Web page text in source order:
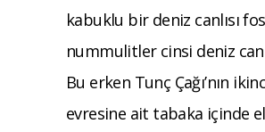
kabuklu bir deniz canlısı
nummulitler cinsi deniz
Bu erken Tunç Çağı’nın
evresine ait tabaka içinde